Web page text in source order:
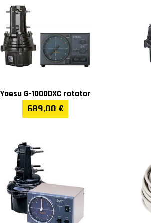
Yaesu G-1000DXC rotator
689,00 €